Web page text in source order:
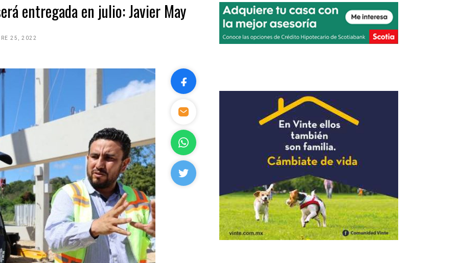
entregada en julio: Javier May
25, 2022